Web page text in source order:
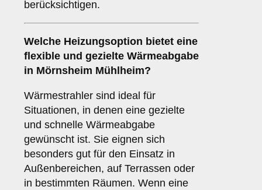
berücksichtigen.
Welche Heizungsoption bietet eine
flexible und gezielte Wärmeabgabe
in Mörnsheim Mühlheim?
Wärmestrahler sind ideal für
Situationen, in denen eine gezielte
und schnelle Wärmeabgabe
gewünscht ist. Sie eignen sich
besonders gut für den Einsatz in
Außenbereichen, auf Terrassen oder
in bestimmten Räumen. Wenn eine